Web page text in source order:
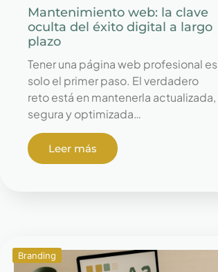
Mantenimiento web: la clave
oculta del éxito digital a largo
plazo
Tener una página web profesional es
solo el primer paso. El verdadero
reto está en mantenerla actualizada,
segura y optimizada…
Leer más
Branding